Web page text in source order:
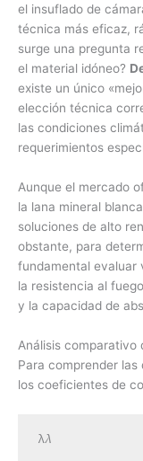
el insuflado de
técnica más eficaz,
surge una pregunta
el material idóneo?
existe un único
elección técnica
las condiciones
requerimientos
Aunque el mercado
la lana mineral
soluciones de alto
obstante, para
fundamental evaluar
la resistencia al
y la capacidad de
Análisis comparativo
Para comprender
los coeficientes de
λλ